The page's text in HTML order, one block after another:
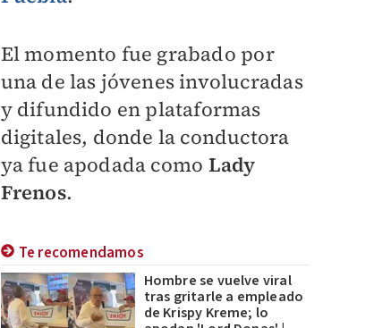
El momento fue grabado por
una de las jóvenes involucradas
y difundido en plataformas
digitales, donde la conductora
ya fue apodada como Lady
Frenos.
Te recomendamos
Hombre se vuelve viral
tras gritarle a empleado
de Krispy Kreme; lo